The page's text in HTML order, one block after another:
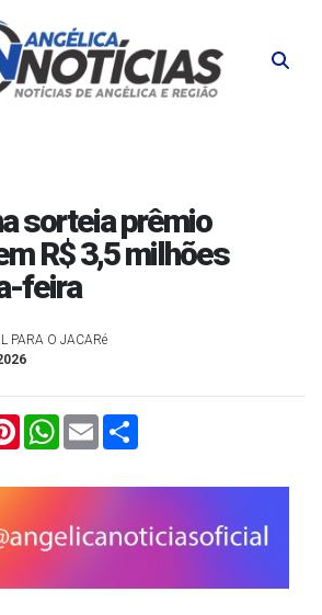
sorteia prêmio
R$ 3,5 milhões
feira
PARA O JACARé
PinterestWhatsApp
Email